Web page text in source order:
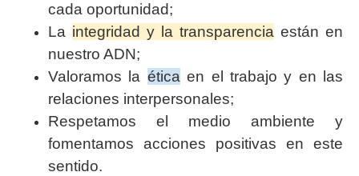
cada oportunidad;
La integridad y la transparencia están en
nuestro ADN;
Valoramos la éticaen el trabajo y en las
relaciones interpersonales;
Respetamos el medio ambiente y
fomentamos acciones positivas en este
sentido.